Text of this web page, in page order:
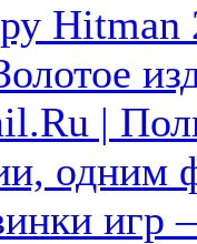
|
одним